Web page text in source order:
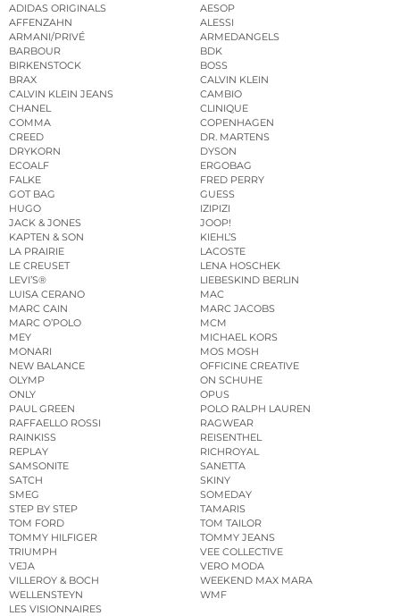
ADIDAS ORIGINALS
AESOP
AFFENZAHN
ALESSI
ARMANI/PRIVÉ
ARMEDANGELS
BARBOUR
BDK
BIRKENSTOCK
BOSS
BRAX
CALVIN KLEIN
CALVIN KLEIN JEANS
CAMBIO
CHANEL
CLINIQUE
COMMA
COPENHAGEN
CREED
DR. MARTENS
DRYKORN
DYSON
ECOALF
ERGOBAG
FALKE
FRED PERRY
GOT BAG
GUESS
HUGO
IZIPIZI
JACK & JONES
JOOP!
KAPTEN & SON
KIEHL’S
LA PRAIRIE
LACOSTE
LE CREUSET
LENA HOSCHEK
LEVI’S®
LIEBESKIND BERLIN
LUISA CERANO
MAC
MARC CAIN
MARC JACOBS
MARC O’POLO
MCM
MEY
MICHAEL KORS
MONARI
MOS MOSH
NEW BALANCE
OFFICINE CREATIVE
OLYMP
ON SCHUHE
ONLY
OPUS
PAUL GREEN
POLO RALPH LAUREN
RAFFAELLO ROSSI
RAGWEAR
RAINKISS
REISENTHEL
REPLAY
RICHROYAL
SAMSONITE
SANETTA
SATCH
SKINY
SMEG
SOMEDAY
STEP BY STEP
TAMARIS
TOM FORD
TOM TAILOR
TOMMY HILFIGER
TOMMY JEANS
TRIUMPH
VEE COLLECTIVE
VEJA
VERO MODA
VILLEROY & BOCH
WEEKEND MAX MARA
WELLENSTEYN
WMF
LES VISIONNAIRES